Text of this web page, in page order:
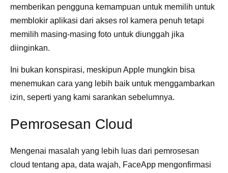
memberikan pengguna kemampuan untuk memilih untuk
memblokir aplikasi dari akses rol kamera penuh tetapi
memilih masing-masing foto untuk diunggah jika
diinginkan.
Ini bukan konspirasi, meskipun Apple mungkin bisa
menemukan cara yang lebih baik untuk menggambarkan
izin, seperti yang kami sarankan sebelumnya.
Pemrosesan Cloud
Mengenai masalah yang lebih luas dari pemrosesan
cloud tentang apa, data wajah, FaceApp mengonfirmasi